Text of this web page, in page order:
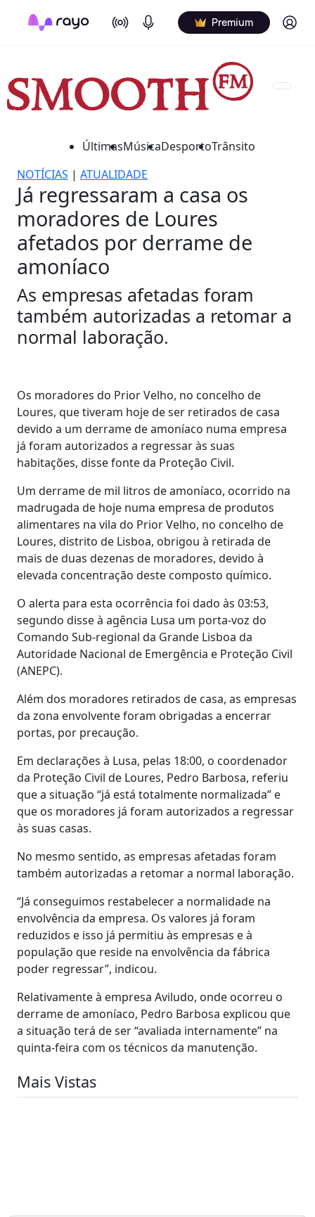
On Air Podcasts Premium Log in
ÚltimasMúsicaDesportoTrânsito
NOTÍCIAS | ATUALIDADE
Já regressaram a casa os
moradores de Loures
afetados por derrame de
amoníaco
As empresas afetadas foram
também autorizadas a retomar a
normal laboração.
Os moradores do Prior Velho, no concelho de
Loures, que tiveram hoje de ser retirados de casa
devido a um derrame de amoníaco numa empresa
já foram autorizados a regressar às suas
habitações, disse fonte da Proteção Civil.
Um derrame de mil litros de amoníaco, ocorrido na
madrugada de hoje numa empresa de produtos
alimentares na vila do Prior Velho, no concelho de
Loures, distrito de Lisboa, obrigou à retirada de
mais de duas dezenas de moradores, devido à
elevada concentração deste composto químico.
O alerta para esta ocorrência foi dado às 03:53,
segundo disse à agência Lusa um porta-voz do
Comando Sub-regional da Grande Lisboa da
Autoridade Nacional de Emergência e Proteção Civil
(ANEPC).
Além dos moradores retirados de casa, as empresas
da zona envolvente foram obrigadas a encerrar
portas, por precaução.
Em declarações à Lusa, pelas 18:00, o coordenador
da Proteção Civil de Loures, Pedro Barbosa, referiu
que a situação “já está totalmente normalizada” e
que os moradores já foram autorizados a regressar
às suas casas.
No mesmo sentido, as empresas afetadas foram
também autorizadas a retomar a normal laboração.
“Já conseguimos restabelecer a normalidade na
envolvência da empresa. Os valores já foram
reduzidos e isso já permitiu às empresas e à
população que reside na envolvência da fábrica
poder regressar”, indicou.
Relativamente à empresa Aviludo, onde ocorreu o
derrame de amoníaco, Pedro Barbosa explicou que
a situação terá de ser “avaliada internamente” na
quinta-feira com os técnicos da manutenção.
Mais Vistas